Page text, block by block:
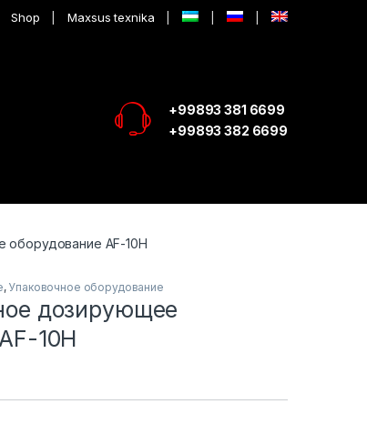
Shop Maxsus texnika
+99893 381 6699
+99893 382 6699
AF-10H
, Упаковочное оборудование
дозирующее
10H